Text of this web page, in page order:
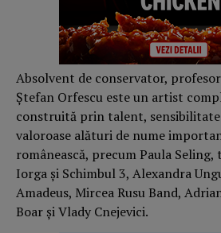
Absolvent de conservator,
Ștefan Orfescu este un artist
construită prin talent,
valoroase alături de nume
românească, precum Paula
Iorga și Schimbul 3, Alexandra
Amadeus, Mircea Rusu Band,
Boar și Vlady Cnejevici.